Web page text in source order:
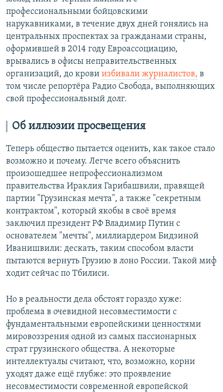
профессиональными бойцовскими
нарукавниками, в течение двух дней гонялись на
центральных проспектах за гражданами страны,
оформившей в 2014 году Евроассоциацию,
врывались в офисы неправительственных
организаций, до крови избивали журналистов, в
том числе репортёра Радио Свобода, выполняющих
свой профессиональный долг.
Об иллюзии просвещения
Теперь общество пытается оценить, как такое стало
возможно и почему. Легче всего объяснить
произошедшее непрофессионализмом
правительства Ираклия Гарибашвили, правящей
партии "Грузинская мечта", а также "секретным
контрактом", который якобы в своё время
заключил президент РФ Владимир Путин с
основателем "мечты", миллиардером Бидзиной
Иванишвили: дескать, таким способом власти
пытаются вернуть Грузию в лоно России. Такой миф
ходит сейчас по Тбилиси.
Но в реальности дела обстоят гораздо хуже:
проблема в очевидной несовместимости с
фундаментальными европейскими ценностями
мировоззрения одной из самых пассионарных
страт грузинского общества. А некоторые
интеллектуалы считают, что, возможно, корни
уходят даже ещё глубже: это проявление
несовместимости современной европейской